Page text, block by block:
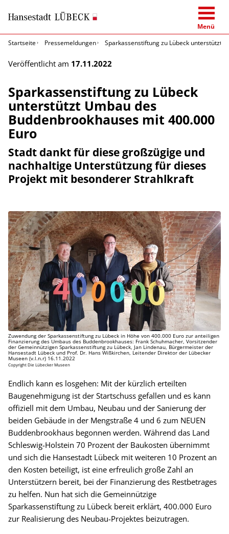
Menü
Startseite
Pressemeldungen Sparkassenstiftung zu Lübeck unterstützt
Veröffentlicht am 17.11.2022
Sparkassenstiftung zu Lübeck
unterstützt Umbau des
Buddenbrookhauses mit 400.000
Euro
Stadt dankt für diese großzügige und
nachhaltige Unterstützung für dieses
Projekt mit besonderer Strahlkraft
Zuwendung der Sparkassenstiftung zu Lübeck in Höhe von 400.000 Euro zur anteiligen
Finanzierung des Umbaus des Buddenbrookhauses: Frank Schuhmacher, Vorsitzender
der Gemeinnützigen Sparkassenstiftung zu Lübeck, Jan Lindenau, Bürgermeister der
Hansestadt Lübeck und Prof. Dr. Hans Wißkirchen, Leitender Direktor der Lübecker
Museen (v.l.n.r) 16.11.2022
Copyright Die Lübecker Museen
Endlich kann es losgehen: Mit der kürzlich erteilten
Baugenehmigung ist der Startschuss gefallen und es kann
offiziell mit dem Umbau, Neubau und der Sanierung der
beiden Gebäude in der Mengstraße 4 und 6 zum NEUEN
Buddenbrookhaus begonnen werden. Während das Land
Schleswig-Holstein 70 Prozent der Baukosten übernimmt
und sich die Hansestadt Lübeck mit weiteren 10 Prozent an
den Kosten beteiligt, ist eine erfreulich große Zahl an
Unterstützern bereit, bei der Finanzierung des Restbetrages
zu helfen. Nun hat sich die Gemeinnützige
Sparkassenstiftung zu Lübeck bereit erklärt, 400.000 Euro
zur Realisierung des Neubau-Projektes beizutragen.